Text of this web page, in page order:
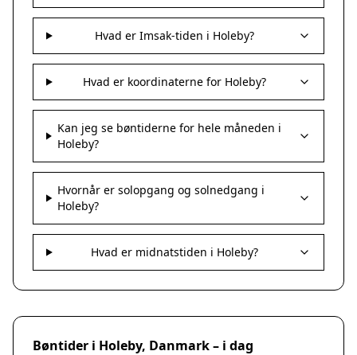
Hvad er Imsak-tiden i Holeby?
Hvad er koordinaterne for Holeby?
Kan jeg se bøntiderne for hele måneden i
Holeby?
Hvornår er solopgang og solnedgang i
Holeby?
Hvad er midnatstiden i Holeby?
Bøntider i Holeby, Danmark – i dag